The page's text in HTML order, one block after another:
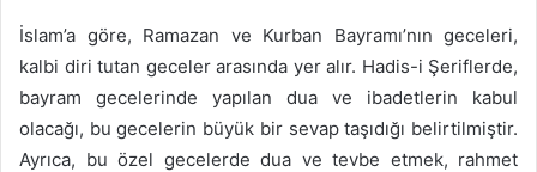
İslam’a göre, Ramazan ve Kurban Bayramı’nın geceleri,
kalbi diri tutan geceler arasında yer alır. Hadis-i Şeriflerde,
bayram gecelerinde yapılan dua ve ibadetlerin kabul
olacağı, bu gecelerin büyük bir sevap taşıdığı belirtilmiştir.
Ayrıca, bu özel gecelerde dua ve tevbe etmek, rahmet